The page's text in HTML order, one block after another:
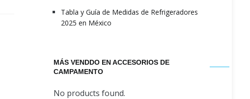
Tabla y Guía de Medidas de Refrigeradores
2025 en México
MÁS VENDDO EN ACCESORIOS DE
CAMPAMENTO
No products found.